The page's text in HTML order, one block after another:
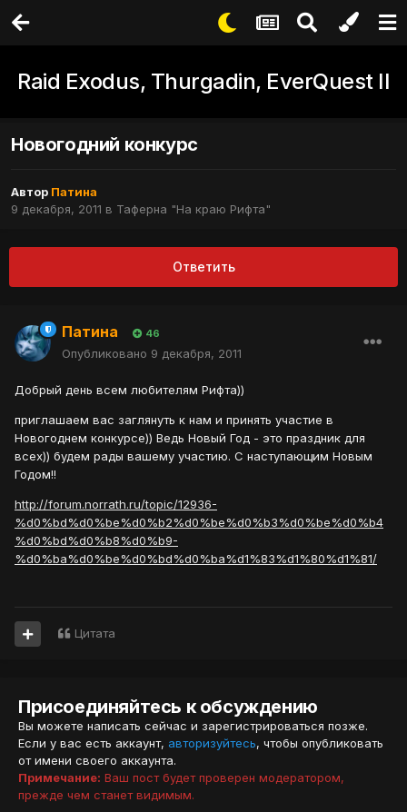
Raid Exodus, Thurgadin, EverQuest II
Новогодний конкурс
Автор Патина
9 декабря, 2011 в Таферна "На краю Рифта"
Ответить
Патина 46
Опубликовано 9 декабря, 2011
Добрый день всем любителям Рифта))
приглашаем вас заглянуть к нам и принять участие в
Новогоднем конкурсе)) Ведь Новый Год - это праздник для
всех)) будем рады вашему участию. С наступающим Новым
Годом!!
http://forum.norrath.ru/topic/12936-
%d0%bd%d0%be%d0%b2%d0%be%d0%b3%d0%be%d0%b4
%d0%bd%d0%b8%d0%b9-
%d0%ba%d0%be%d0%bd%d0%ba%d1%83%d1%80%d1%81/
Цитата
Присоединяйтесь к обсуждению
Вы можете написать сейчас и зарегистрироваться позже.
Если у вас есть аккаунт, авторизуйтесь, чтобы опубликовать
от имени своего аккаунта.
Примечание: Ваш пост будет проверен модератором,
прежде чем станет видимым.